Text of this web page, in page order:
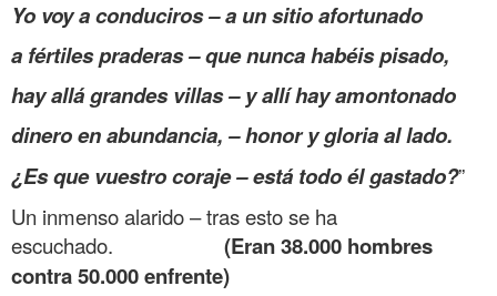
Yo voy a conduciros – a un sitio afortunado
a fértiles praderas – que nunca habéis pisado,
hay allá grandes villas – y allí hay amontonado
dinero en abundancia, – honor y gloria al lado.
¿Es que vuestro coraje – está todo él gastado?”
Un inmenso alarido – tras esto se ha
escuchado.
(Eran 38.000 hombres
contra 50.000 enfrente)